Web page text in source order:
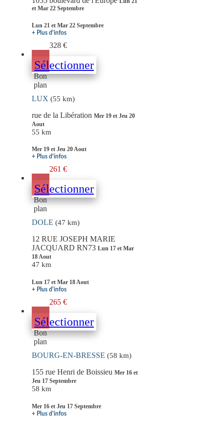
et Mar 22 Septembre
Lun 21 et Mar 22 Septembre
+ Plus d'infos
328 €
Sélectionner
Bon
plan
LUX (55 km)
rue de la Libération Mer 19 et Jeu 20
Aout
55 km
Mer 19 et Jeu 20 Aout
+ Plus d'infos
261 €
Sélectionner
Bon
plan
DOLE (47 km)
12 RUE JOSEPH MARIE
JACQUARD RN73 Lun 17 et Mar
18 Aout
47 km
Lun 17 et Mar 18 Aout
+ Plus d'infos
265 €
Sélectionner
Bon
plan
BOURG-EN-BRESSE (58 km)
155 rue Henri de Boissieu Mer 16 et
Jeu 17 Septembre
58 km
Mer 16 et Jeu 17 Septembre
+ Plus d'infos